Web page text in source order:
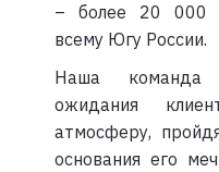
– более 20 000
всему Югу России.
Наша команда
ожидания
атмосферу,
основания его